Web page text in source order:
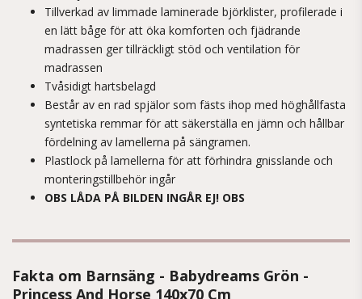
Tillverkad av limmade laminerade björklister, profilerade i
en lätt båge för att öka komforten och fjädrande
madrassen ger tillräckligt stöd och ventilation för
madrassen
Tvåsidigt hartsbelagd
Består av en rad spjälor som fästs ihop med höghållfasta
syntetiska remmar för att säkerställa en jämn och hållbar
fördelning av lamellerna på sängramen.
Plastlock på lamellerna för att förhindra gnisslande och
monteringstillbehör ingår
OBS LÅDA PÅ BILDEN INGÅR EJ! OBS
Fakta om Barnsäng - Babydreams Grön -
Princess And Horse 140x70 Cm